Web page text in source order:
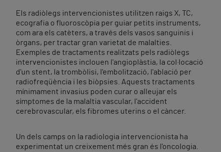
Els radiòlegs intervencionistes utilitzen raigs X, TC,
ecografia o fluoroscòpia per guiar petits instruments,
com ara els catèters, a través dels vasos sanguinis i
òrgans, per tractar gran varietat de malalties.
Exemples de tractaments realitzats pels radiòlegs
intervencionistes inclouen l'angioplàstia, la col·locació
d'un stent, la trombòlisi, l'embolització, l'ablació per
radiofreqüència i les biòpsies. Aquests tractaments
mínimament invasius poden curar o alleujar els
símptomes de la malaltia vascular, l'accident
cerebrovascular, els fibromes uterins o el càncer.
Un dels camps on la radiologia intervencionista ha
experimentat un creixement més gran és l'oncologia.